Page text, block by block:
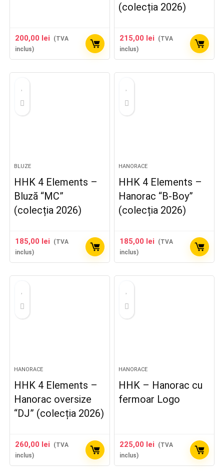
200,00 lei
(TVA
inclus)
(colecția 2026)
215,00 lei
(TVA
inclus)
BLUZE
HHK 4 Elements –
Bluză “MC”
(colecția 2026)
185,00 lei
(TVA
inclus)
HANORACE
HHK 4 Elements –
Hanorac “B-Boy”
(colecția 2026)
185,00 lei
(TVA
inclus)
HANORACE
HHK 4 Elements –
Hanorac oversize
“DJ” (colecția 2026)
260,00 lei
(TVA
inclus)
HANORACE
HHK – Hanorac cu
fermoar Logo
225,00 lei
(TVA
inclus)